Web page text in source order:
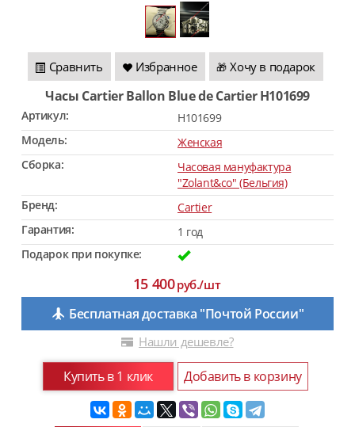
Сравнить Избранное 🎁 Хочу в подарок
Часы Cartier Ballon Blue de Cartier H101699
Артикул:
H101699
Модель:
Женская
Сборка:
Часовая мануфактура
"Zolant&co" (Бельгия)
Бренд:
Cartier
Гарантия:
1 год
Подарок при покупке:
15 400руб./шт
Бесплатная доставка "Почтой России"
Нашли дешевле?
Купить в 1 клик Добавить в корзину